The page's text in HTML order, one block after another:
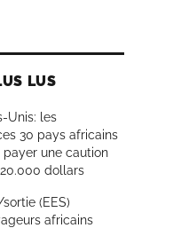
LUS
Unis: les
30 pays africains
une caution
dollars
(EES)
africains